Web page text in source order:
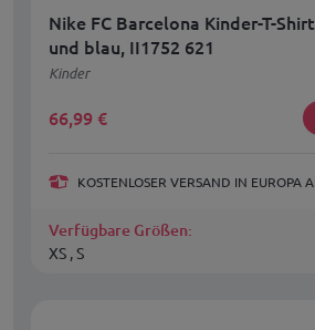
Nike FC Barcelona Kinder-T-
und blau, II1752 621
Kinder
66,99 €
KOSTENLOSER VERSAND IN EUROPA
Verfügbare Größen:
XS , S